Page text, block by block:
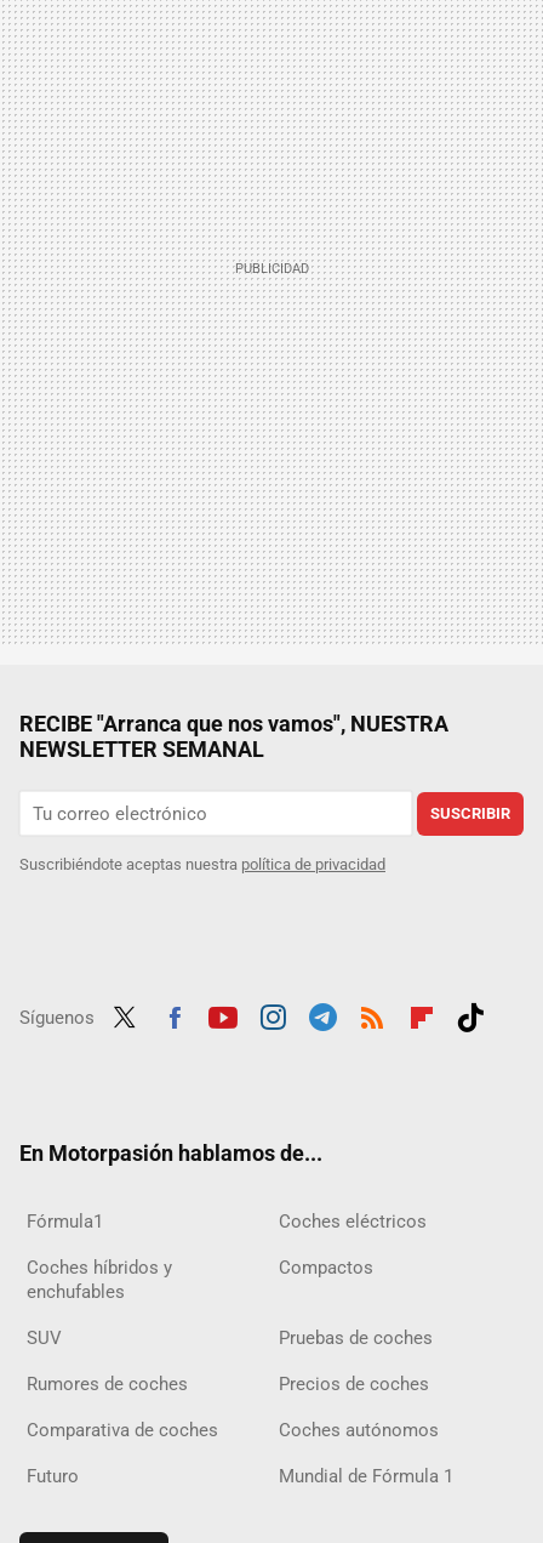
RECIBE "Arranca que nos vamos", NUESTRA
NEWSLETTER SEMANAL
SUSCRIBIR
Suscribiéndote aceptas nuestra política de privacidad
Síguenos
En Motorpasión hablamos de...
Fórmula1 Coches eléctricos
Coches híbridos y
enchufables
Compactos
SUV Pruebas de coches
Rumores de coches Precios de coches
Comparativa de coches Coches autónomos
Futuro Mundial de Fórmula 1